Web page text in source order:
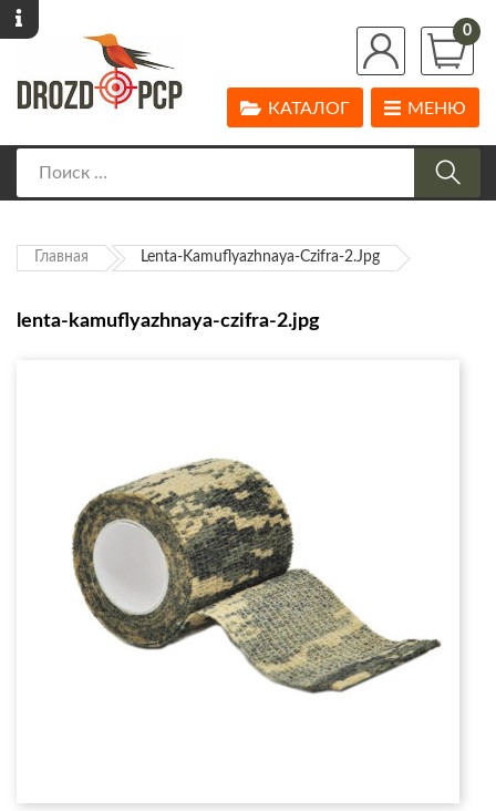
0
МЕНЮ
КАТАЛОГ
Главная Lenta-Kamuflyazhnaya-Czifra-2.jpg
lenta-kamuflyazhnaya-czifra-2.jpg